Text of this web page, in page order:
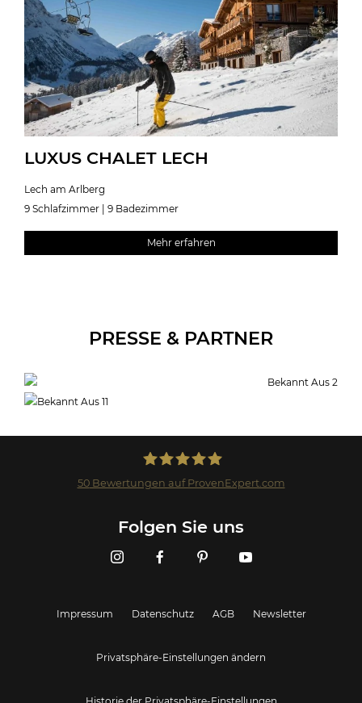
LUXUS CHALET LECH
Lech am Arlberg
9 Schlafzimmer | 9 Badezimmer
Mehr erfahren
PRESSE & PARTNER
50Bewertungen auf ProvenExpert.com
Folgen Sie uns
Impressum Datenschutz AGB Newsletter
Privatsphäre-Einstellungen ändern